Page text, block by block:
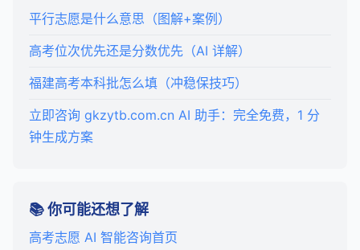
平行志愿是什么意思（图解+案例）
高考位次优先还是分数优先（AI 详解）
福建高考本科批怎么填（冲稳保技巧）
立即咨询 gkzytb.com.cn AI 助手：完全免费，1 分
钟生成方案
📚 你可能还想了解
高考志愿 AI 智能咨询首页